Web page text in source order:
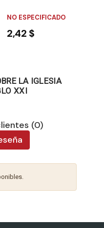
NO ESPECIFICADO
2,42 $
LA IGLESIA
XXI
(0)